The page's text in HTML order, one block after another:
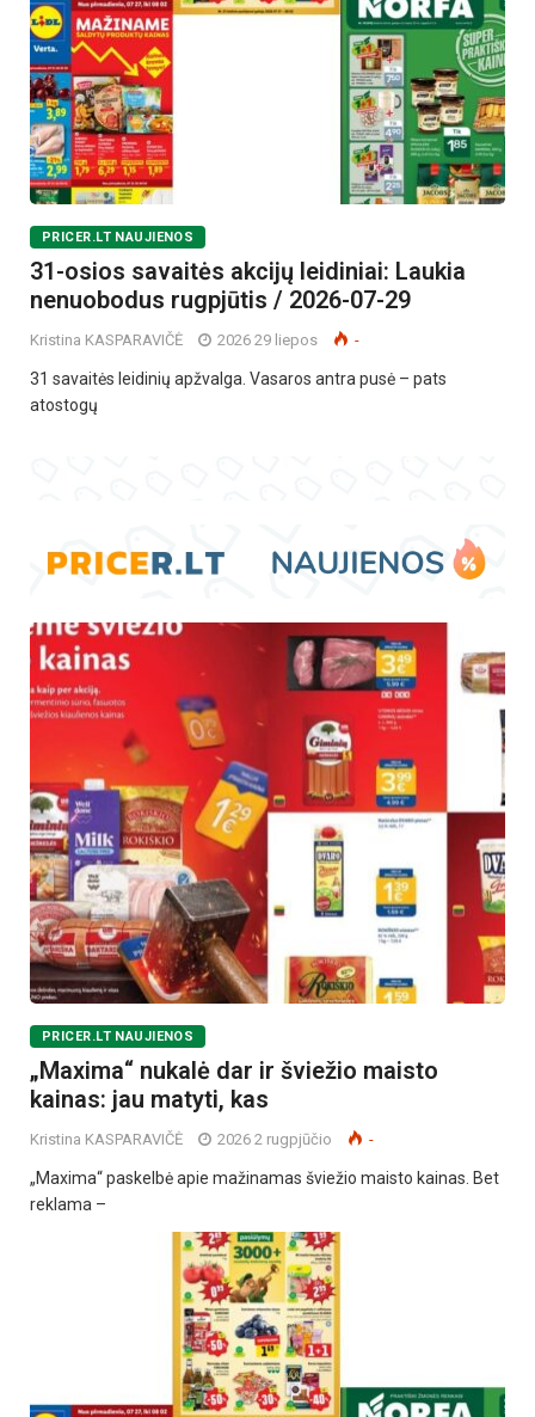
PRICER.LT NAUJIENOS
31-osios savaitės akcijų leidiniai: Laukia
nenuobodus rugpjūtis / 2026-07-29
Kristina KASPARAVIČĖ 2026 29 liepos -
31 savaitės leidinių apžvalga. Vasaros antra pusė – pats
atostogų
PRICER.LT NAUJIENOS
„Maxima“ nukalė dar ir šviežio maisto
kainas: jau matyti, kas
Kristina KASPARAVIČĖ 2026 2 rugpjūčio -
„Maxima“ paskelbė apie mažinamas šviežio maisto kainas. Bet
reklama –